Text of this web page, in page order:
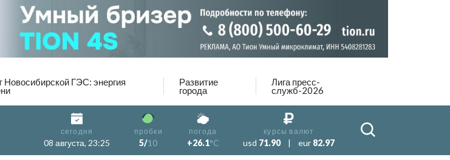
Новосибирской ГЭС: энергия Развитие
города
Лига пресс-
служб-2026
сегодня
08 августа, 23:25
пробки
5/10
погода
+26.1°C
курсы валют
usd 71.90 | eur 82.97